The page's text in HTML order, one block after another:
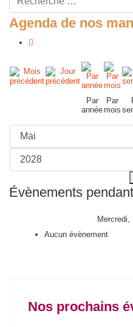
Agenda de nos
Par
année
Par
mois
Évènements pendant
Mercredi,
Aucun évènement
Nos prochains